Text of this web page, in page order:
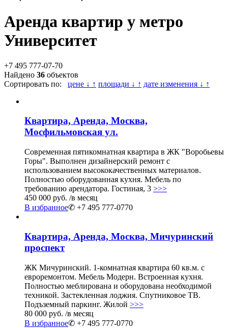
Аренда квартир у метро
Университет
+7 495 777-07-70
Найдено 36 объектов
Сортировать по: цене ↓ ↑ площади ↓ ↑ дате изменения ↓ ↑
Квартира, Аренда, Москва,
Мосфильмовская ул.
Современная пятикомнатная квартира в ЖК "Воробьевы
Горы". Выполнен дизайнерский ремонт с
использованием высококачественных материалов.
Полностью оборудованная кухня. Мебель по
требованию арендатора. Гостиная, 3 >>>
450 000 руб. /в месяц
В избранное✆ +7 495 777-0770
Квартира, Аренда, Москва, Мичуринский
проспект
ЖК Мичуринский. 1-комнатная квартира 60 кв.м. с
евроремонтом. Мебель Модерн. Встроенная кухня.
Полностью меблирована и оборудована необходимой
техникой. Застекленная лоджия. Спутниковое ТВ.
Подъземный паркинг. Жилой >>>
80 000 руб. /в месяц
В избранное✆ +7 495 777-0770